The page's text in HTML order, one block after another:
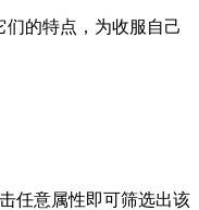
的特点，为收服自己
任意属性即可筛选出该